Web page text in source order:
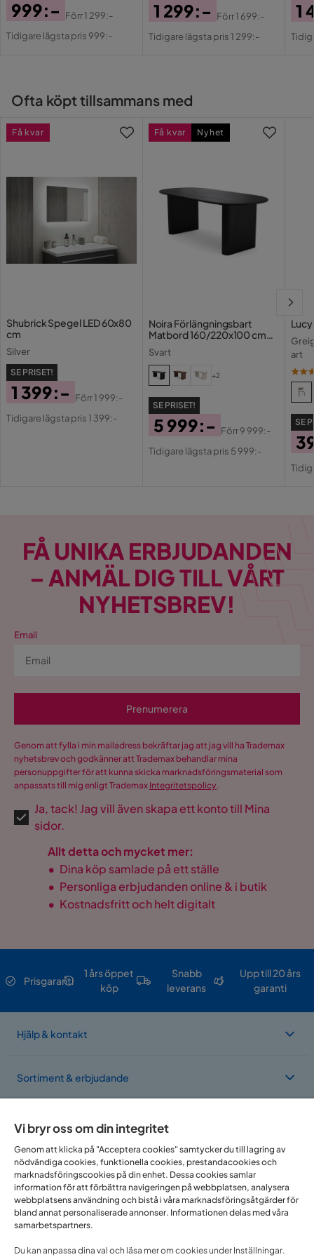
Pris
999:-
Original
Förr1 299:-
Tidigare lägsta pris 999:-
Pris
1 299:-
Original
Förr1 699:-
Tidigare lägsta pris 1 299:-
1
Ofta köpt tillsammans med
Shubrick Spegel LED 60x80
cm
Silver
SE PRISET!
Pris
1 399:-
Original
Förr1 999:-
Tidigare lägsta pris 1 399:-
Få kvar
Noira Förlängningsbart
Matbord 160/220x100 cm
Fanér
Svart
+2
SE PRISET!
Pris
5 999:-
Original
Förr9 999:-
Tidigare lägsta pris 5 999:-
Få kvar Nyhet
art
SE
FÅ UNIKA ERBJUDANDEN
– ANMÄL DIG TILL VÅRT
NYHETSBREV!
Email
Prenumerera
Genom att fylla i min mailadress bekräftar jag att jag vill ha Trademax
nyhetsbrev och godkänner att Trademax behandlar mina
personuppgifter för att kunna skicka marknadsföringsmaterial som
anpassats till mig enligt Trademax Integritetspolicy.
Ja, tack! Jag vill även skapa ett konto till Mina
sidor.
Allt detta och mycket mer:
• Dina köp samlade på ett ställe
• Personliga erbjudanden online & i butik
• Kostnadsfritt och helt digitalt
Prisgaranti
1 års öppet
köp
Snabb
leverans
Upp till 20 års
garanti
Hjälp & kontakt
Sortiment & erbjudande
Om Trademax
Vi finns i flera länder
Vi bryr oss om din integritet
Genom att klicka på "Acceptera cookies" samtycker du till lagring av
nödvändiga cookies, funktionella cookies, prestandacookies och
marknadsföringscookies på din enhet. Dessa cookies samlar
information för att förbättra navigeringen på webbplatsen, analysera
webbplatsens användning och bistå i våra marknadsföringsåtgärder för
bland annat personaliserade annonser. Informationen delas med våra
samarbetspartners.
Du kan anpassa dina val och läsa mer om cookies under Inställningar.